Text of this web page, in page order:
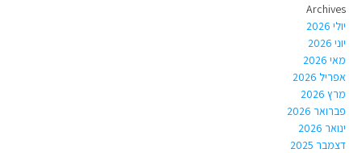
Archives
יולי 2026
יוני 2026
מאי 2026
אפריל 2026
מרץ 2026
פברואר 2026
ינואר 2026
דצמבר 2025